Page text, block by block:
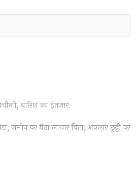
बारिश का इंतजार
जमीन पर बैठा लाचार पिता; अफसर छुट्टी पर